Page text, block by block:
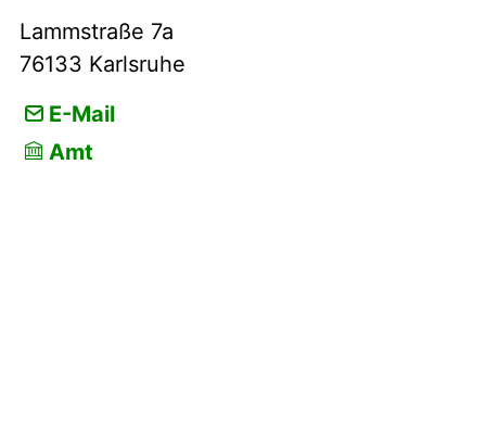
Lammstraße 7a
76133 Karlsruhe
E-Mail
Amt